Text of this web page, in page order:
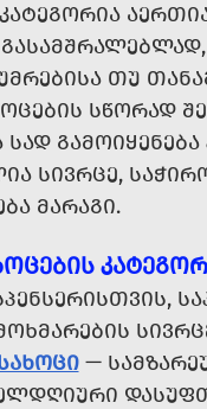
ᲗᲣ
ᲡᲬᲝᲠᲐᲓ
ᲡᲘᲕᲠᲪᲔ,
ᲛᲐᲠᲐᲒᲘ.
—